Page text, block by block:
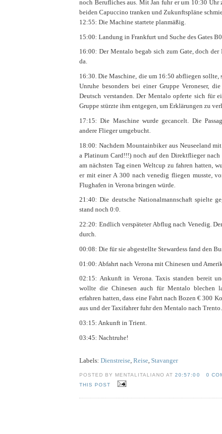
noch Berufliches aus. Mit Jan fuhr er um 10:30 Uhr
beiden Capuccino tranken und Zukunftspläne
12:55: Die Machine startete planmäßig.
15:00: Landung in Frankfurt und Suche des Gates
16:00: Der Mentalo begab sich zum Gate, doch
da.
16:30. Die Maschine, die um 16:50 abfliegen sollte,
Unruhe besonders bei einer Gruppe Veroneser,
Deutsch verstanden. Der Mentalo opferte sich für
Gruppe stürzte ihm entgegen, um Erklärungen zu
17:15: Die Maschine wurde gecancelt. Die
andere Flieger umgebucht.
18:00: Nachdem Mountainbiker aus Neuseeland
a Platinum Card!!!) noch auf den Direktflieger nach
am nächsten Tag einen Weltcup zu fahren hatten,
er mit einer A 300 nach venedig fliegen musste,
Flughafen in Verona bringen würde.
21:40: Die deutsche Nationalmannschaft spielte
stand noch 0:0.
22:20: Endlich verspäteter Abflug nach Venedig.
durch.
00:08: Die für sie abgestellte Stewardess fand den
01:00: Abfahrt nach Verona mit Chinesen und
02:15: Ankunft in Verona. Taxis standen bereit
wollte die Chinesen auch für Mentalo blechen
erfahren hatten, dass eine Fahrt nach Bozen € 300
aus und der Taxifahrer fuhr den Mentalo nach Trento.
03:15: Ankunft in Trient.
03:45: Nachtruhe!
Labels: Dienstreise Reise Stavanger
POSTED BY MENTALITALIANO AT20:57:00
0
THIS POST